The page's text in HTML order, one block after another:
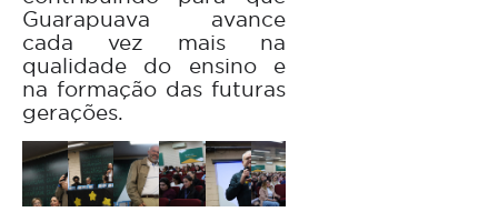
Guarapuava avance
cada vez mais na
qualidade do ensino e
na formação das futuras
gerações.